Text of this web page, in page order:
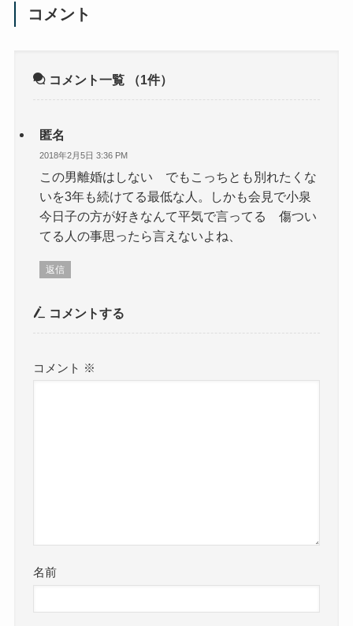
コメント
コメント一覧 （1件）
匿名
2018年2月5日 3:36 PM
この男離婚はしない でもこっちとも別れたくな
いを3年も続けてる最低な人。しかも会見で小泉
今日子の方が好きなんて平気で言ってる 傷つい
てる人の事思ったら言えないよね、
返信
コメントする
コメント ※
名前